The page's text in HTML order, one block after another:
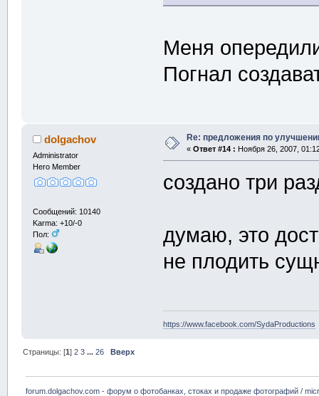
Меня
Погнал
dolgachov
Administrator
Hero Member
Сообщений: 10140
Karma: +10/-0
Пол:
Re: предложения по
« Ответ #14 : Ноября 26, 2007,
создано три
думаю, это
не плодить
https://www.facebook.com/SydaProductions
Страницы: [1]2 3 ...26 Вверх
forum.dolgachov.com - форум о фотобанках, стоках и продаже фотографий /